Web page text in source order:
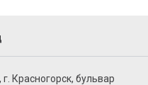
Красногорск, бульвар